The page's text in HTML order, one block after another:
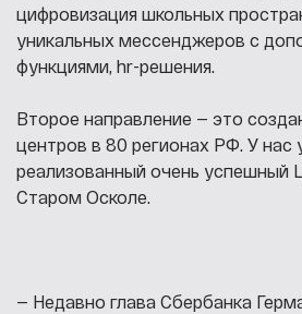
цифровизация школьных
уникальных мессенджеров с
функциями, hr-решения.
Второе направление — это
центров в 80 регионах РФ. У нас
реализованный очень успешный
Старом Осколе.
— Недавно глава Сбербанка